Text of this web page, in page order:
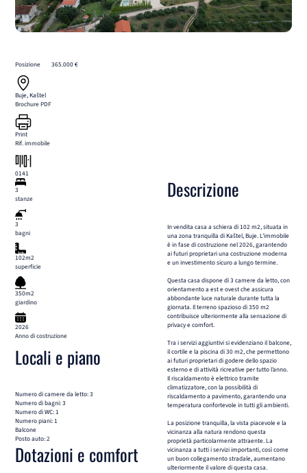
Posizione
Buje, Kaštel
Brochure PDF
Print
Rif. immobile
0141
365.000 €
3
stanze
3
bagni
102m2
superficie
350m2
giardino
2026
Anno di costruzione
Locali e piano
Numero di camere da letto: 3
Numero di bagni: 3
Numero di WC: 1
Numero piani: 1
Balcone
Posto auto: 2
Dotazioni e comfort
Descrizione
In vendita casa a schiera di 102 m2, situata in
una zona tranquilla di Kaštel, Buje. L’immobile
è in fase di costruzione nel 2026, garantendo
ai futuri proprietari una costruzione moderna
e un investimento sicuro a lungo termine.
Questa casa dispone di 3 camere da letto, con
orientamento a est e ovest che assicura
abbondante luce naturale durante tutta la
giornata. Il terreno spazioso di 350 m2
contribuisce ulteriormente alla sensazione di
privacy e comfort.
Tra i servizi aggiuntivi si evidenziano il balcone,
il cortile e la piscina di 30 m2, che permettono
ai futuri proprietari di godere dello spazio
esterno e di attività ricreative per tutto l’anno.
Il riscaldamento è elettrico tramite
climatizzatore, con la possibilità di
riscaldamento a pavimento, garantendo una
temperatura confortevole in tutti gli ambienti.
La posizione tranquilla, la vista piacevole e la
vicinanza alla natura rendono questa
proprietà particolarmente attraente. La
vicinanza a tutti i servizi importanti, così come
un buon collegamento stradale, aumentano
ulteriormente il valore di questa casa.